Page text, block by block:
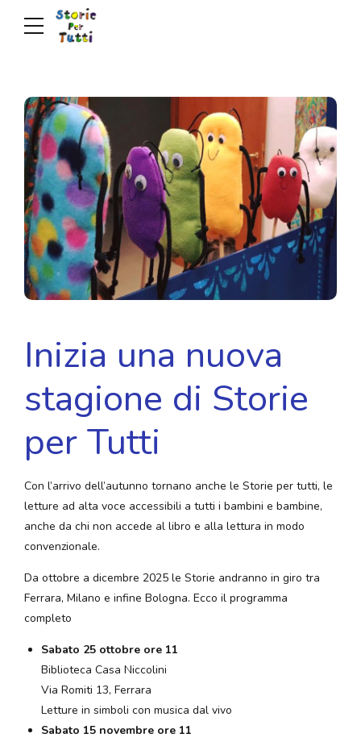
Inizia una nuova
stagione di Storie
per Tutti
Con l’arrivo dell’autunno tornano anche le Storie per tutti, le
letture ad alta voce accessibili a tutti i bambini e bambine,
anche da chi non accede al libro e alla lettura in modo
convenzionale.
Da ottobre a dicembre 2025 le Storie andranno in giro tra
Ferrara, Milano e infine Bologna. Ecco il programma
completo
Sabato 25 ottobre ore 11
Biblioteca Casa Niccolini
Via Romiti 13, Ferrara
Letture in simboli con musica dal vivo
Sabato 15 novembre ore 11